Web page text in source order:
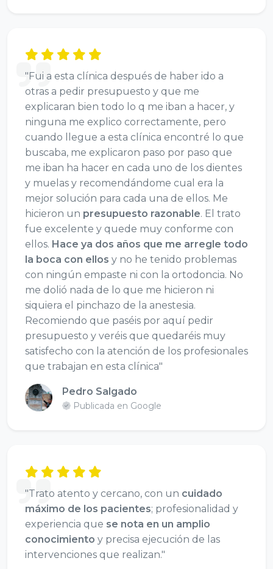
"Fui a esta clínica después de haber ido a
otras a pedir presupuesto y que me
explicaran bien todo lo q me iban a hacer, y
ninguna me explico correctamente, pero
cuando llegue a esta clínica encontré lo que
buscaba, me explicaron paso por paso que
me iban ha hacer en cada uno de los dientes
y muelas y recomendándome cual era la
mejor solución para cada una de ellos. Me
hicieron un presupuesto razonable. El trato
fue excelente y quede muy conforme con
ellos. Hace ya dos años que me arregle todo
la boca con ellos y no he tenido problemas
con ningún empaste ni con la ortodoncia. No
me dolió nada de lo que me hicieron ni
siquiera el pinchazo de la anestesia.
Recomiendo que paséis por aquí pedir
presupuesto y veréis que quedaréis muy
satisfecho con la atención de los profesionales
que trabajan en esta clínica"
Pedro Salgado
Publicada en Google
"Trato atento y cercano, con un cuidado
máximo de los pacientes; profesionalidad y
experiencia que se nota en un amplio
conocimiento y precisa ejecución de las
intervenciones que realizan."